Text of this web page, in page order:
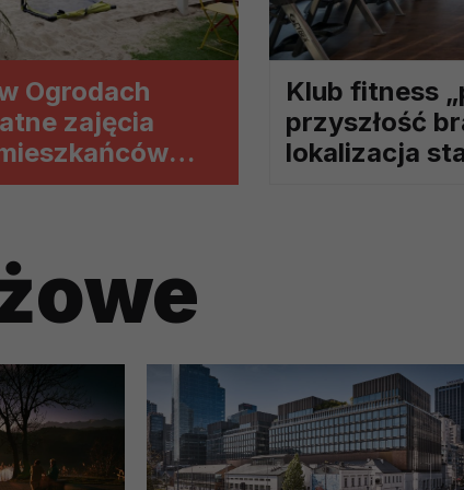
Ogrodach
zajęcia
Klub fitness
przyszłość
lokalizacja
dla pomiarów statystycznych i marketingu własnego
Twoich danych w celach marketingowych